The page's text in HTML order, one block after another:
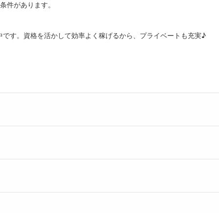
件があります。
す。資格を活かして効率よく稼げるから、プライベートも充実♪